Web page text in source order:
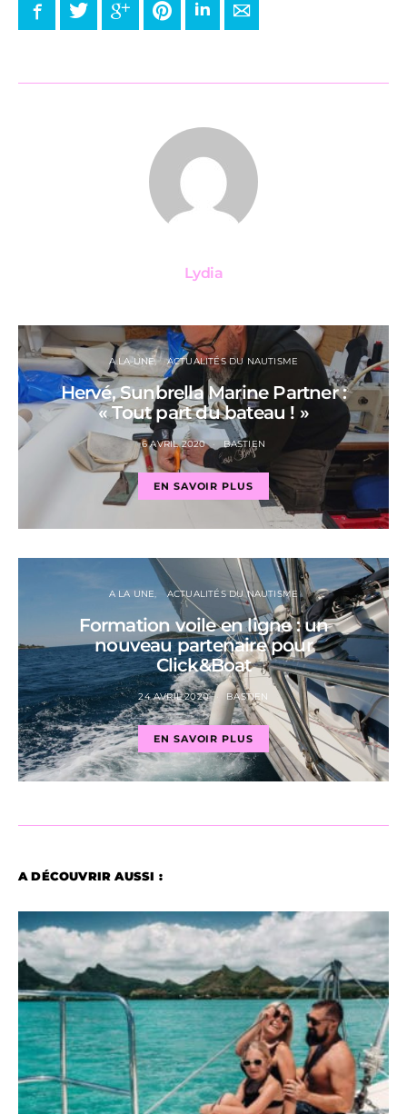
FacebookTwitter Google+ PinterestLinkedInE-mail
Lydia
A LA UNE ACTUALITÉS DU NAUTISME
Hervé, Sunbrella Marine Partner :
« Tout part du bateau ! »
6 AVRIL 2020 BASTIEN
EN SAVOIR PLUS
A LA UNE ACTUALITÉS DU NAUTISME
Formation voile en ligne : un
nouveau partenaire pour
Click&Boat
24 AVRIL 2020 BASTIEN
EN SAVOIR PLUS
A DÉCOUVRIR AUSSI :